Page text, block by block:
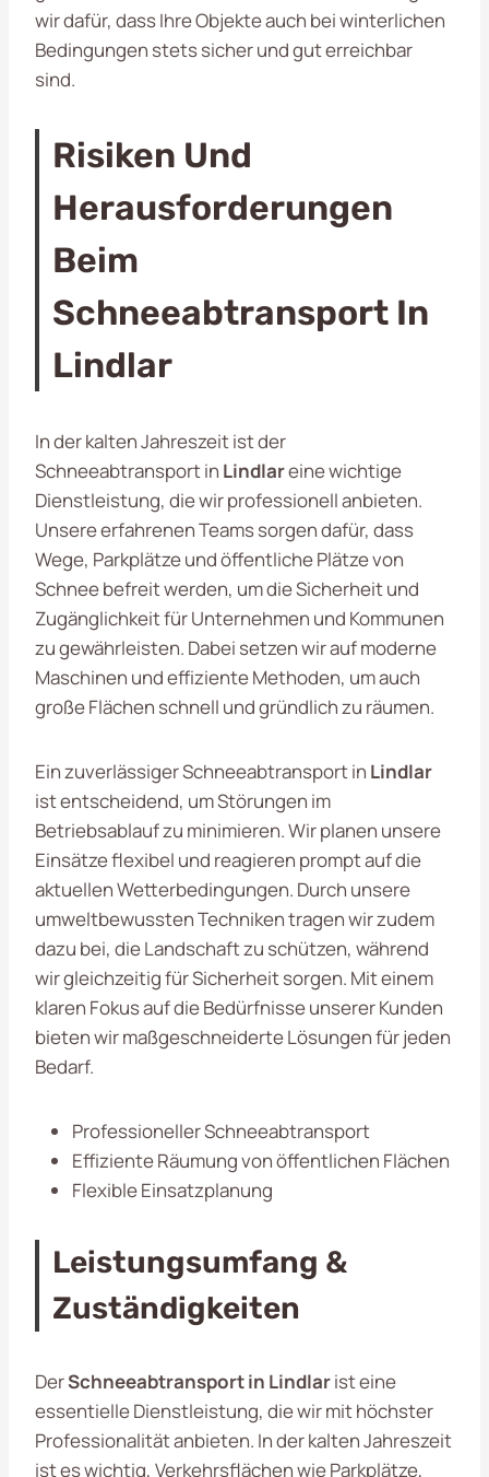
wir dafür, dass Ihre Objekte auch bei winterlichen
Bedingungen stets sicher und gut erreichbar
sind.
Risiken Und
Herausforderungen
Beim
Schneeabtransport In
Lindlar
In der kalten Jahreszeit ist der
Schneeabtransport in Lindlareine wichtige
Dienstleistung, die wir professionell anbieten.
Unsere erfahrenen Teams sorgen dafür, dass
Wege, Parkplätze und öffentliche Plätze von
Schnee befreit werden, um die Sicherheit und
Zugänglichkeit für Unternehmen und Kommunen
zu gewährleisten. Dabei setzen wir auf moderne
Maschinen und effiziente Methoden, um auch
große Flächen schnell und gründlich zu räumen.
Ein zuverlässiger Schneeabtransport in Lindlar
ist entscheidend, um Störungen im
Betriebsablauf zu minimieren. Wir planen unsere
Einsätze flexibel und reagieren prompt auf die
aktuellen Wetterbedingungen. Durch unsere
umweltbewussten Techniken tragen wir zudem
dazu bei, die Landschaft zu schützen, während
wir gleichzeitig für Sicherheit sorgen. Mit einem
klaren Fokus auf die Bedürfnisse unserer Kunden
bieten wir maßgeschneiderte Lösungen für jeden
Bedarf.
Professioneller Schneeabtransport
Effiziente Räumung von öffentlichen Flächen
Flexible Einsatzplanung
Leistungsumfang &
Zuständigkeiten
DerSchneeabtransport in Lindlarist eine
essentielle Dienstleistung, die wir mit höchster
Professionalität anbieten. In der kalten Jahreszeit
ist es wichtig, Verkehrsflächen wie Parkplätze,